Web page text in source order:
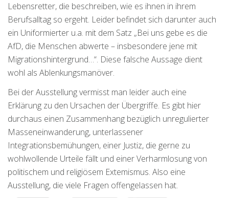
Lebensretter, die beschreiben, wie es ihnen in ihrem
Berufsalltag so ergeht. Leider befindet sich darunter auch
ein Uniformierter u.a. mit dem Satz „Bei uns gebe es die
AfD, die Menschen abwerte – insbesondere jene mit
Migrationshintergrund…“. Diese falsche Aussage dient
wohl als Ablenkungsmanöver.
Bei der Ausstellung vermisst man leider auch eine
Erklärung zu den Ursachen der Übergriffe. Es gibt hier
durchaus einen Zusammenhang bezüglich unregulierter
Masseneinwanderung, unterlassener
Integrationsbemühungen, einer Justiz, die gerne zu
wohlwollende Urteile fällt und einer Verharmlosung von
politischem und religiösem Extemismus. Also eine
Ausstellung, die viele Fragen offengelassen hat.